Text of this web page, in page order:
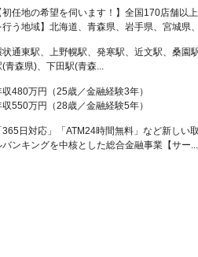
初任地の希望を伺います！】全国170店舗以
行う地域】北海道、青森県、岩手県、宮城県、
状通東駅、上野幌駅、発寒駅、近文駅、桑園
(青森県)、下田駅(青森...
収480万円（25歳／金融経験3年）
収550万円（28歳／金融経験5年）
365日対応」「ATM24時間無料」など新しい
バンキングを中核とした総合金融事業【サー...